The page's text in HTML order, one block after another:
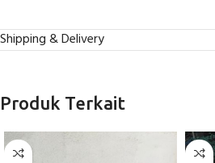
Shipping & Delivery
Produk Terkait